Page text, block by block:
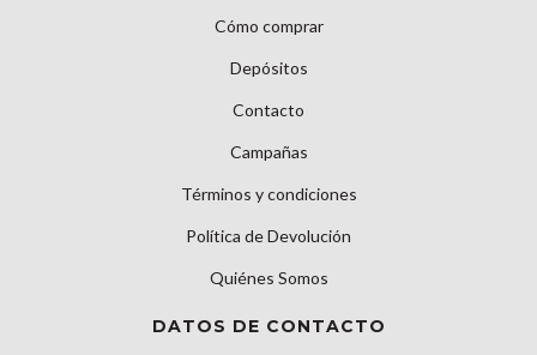
Cómo comprar
Depósitos
Contacto
Campañas
Términos y condiciones
Política de Devolución
Quiénes Somos
DATOS DE CONTACTO